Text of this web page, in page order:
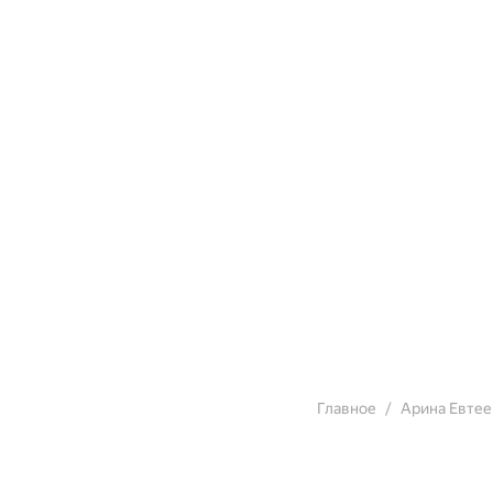
Главное Арина